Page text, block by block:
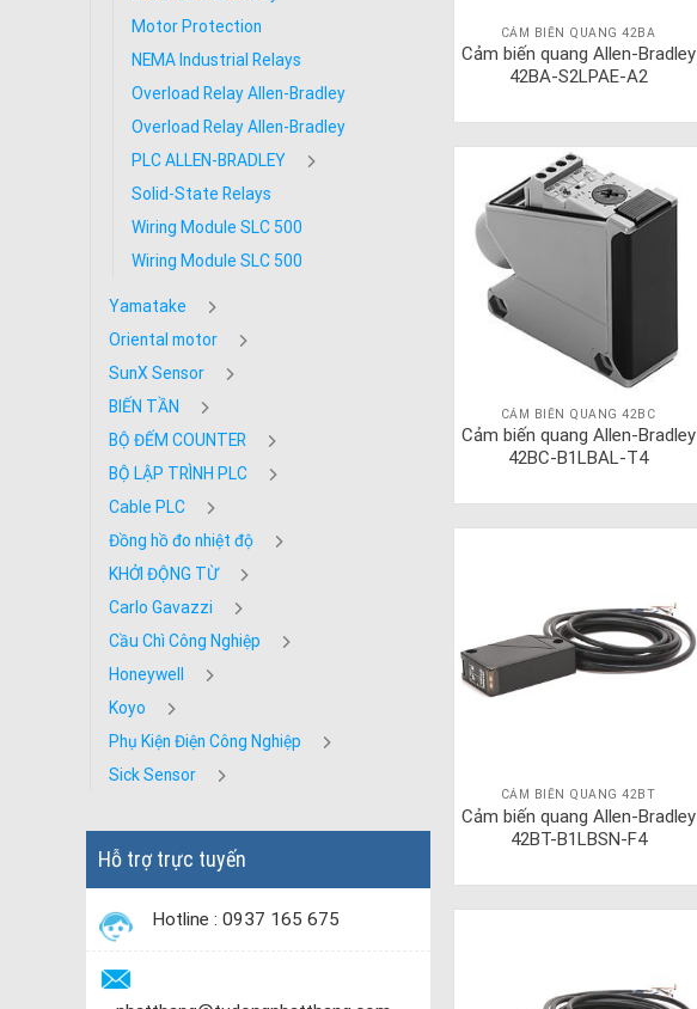
Motor Protection
NEMA Industrial Relays
Overload Relay Allen-Bradley
Overload Relay Allen-Bradley
PLC ALLEN-BRADLEY
Solid-State Relays
Wiring Module SLC 500
Wiring Module SLC 500
Yamatake
Oriental motor
SunX Sensor
BIẾN TẦN
BỘ ĐẾM COUNTER
BỘ LẬP TRÌNH PLC
Cable PLC
Đồng hồ đo nhiệt độ
KHỞI ĐỘNG TỪ
Carlo Gavazzi
Cầu Chì Công Nghiệp
Honeywell
Koyo
Phụ Kiện Điện Công Nghiệp
Sick Sensor
Hỗ trợ trực tuyến
Hotline : 0937 165 675
CẢM BIẾN QUANG 42BA
Cảm biến quang Allen-Bradley
42BA-S2LPAE-A2
CẢM BIẾN QUANG 42BC
Cảm biến quang Allen-Bradley
42BC-B1LBAL-T4
CẢM BIẾN QUANG 42BT
Cảm biến quang Allen-Bradley
42BT-B1LBSN-F4